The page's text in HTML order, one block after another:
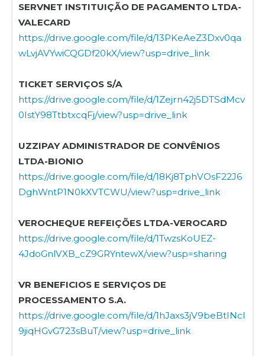
SERVNET INSTITUIÇÃO DE PAGAMENTO LTDA-
VALECARD
https://drive.google.com/file/d/13PKeAeZ3Dxv0qa
wLvjAVYwiCQGDf20kX/view?usp=drive_link
TICKET SERVIÇOS S/A
https://drive.google.com/file/d/1Zejrn42j5DTSdMcv
0IstY98TtbtxcqFj/view?usp=drive_link
UZZIPAY ADMINISTRADOR DE CONVÊNIOS
LTDA-BIONIO
https://drive.google.com/file/d/18Kj8TphVOsF22J6
DghWntP1N0kXVTCWU/view?usp=drive_link
VEROCHEQUE REFEIÇÕES LTDA-VEROCARD
https://drive.google.com/file/d/1TwzsKoUEZ-
4JdoGnlVXB_cZ9GRYntewX/view?usp=sharing
VR BENEFICIOS E SERVIÇOS DE
PROCESSAMENTO S.A.
https://drive.google.com/file/d/1hJaxs3jV9beBtINcl
9jiqHGvG723sBuT/view?usp=drive_link